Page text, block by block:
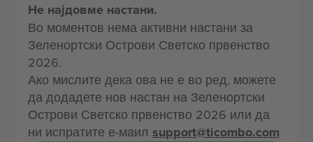
Не најдовме настани.
Во моментов нема активни настани за
Зеленортски Острови Светско првенство
2026.
Ако мислите дека ова не е во ред, можете
да додадете нов настан на Зеленортски
Острови Светско првенство 2026 или да
ни испратите е-маил support@ticombo.com